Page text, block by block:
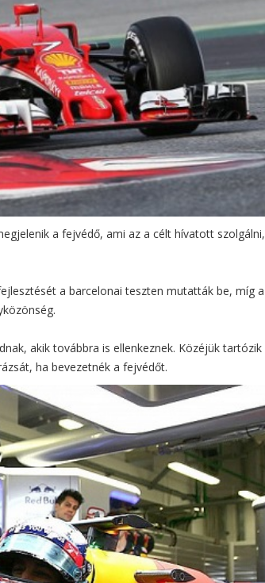
a fejvédő, ami az a célt hívatott szolgálni,
a barcelonai teszten mutatták be, míg a
akik továbbra is ellenkeznek. Közéjük tartózik
ha bevezetnék a fejvédőt.